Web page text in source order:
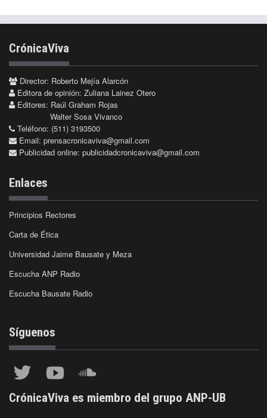
CrónicaViva
Director: Roberto Mejía Alarcón
Editora de opinión: Zuliana Lainez Otero
Editores: Raúl Graham Rojas
Walter Sosa Vivanco
Teléfono: (511) 3193500
Email: prensacronicaviva@gmail.com
Publicidad online: publicidadcronicaviva@gmail.com
Enlaces
Principios Rectores
Carta de Ética
Universidad Jaime Bausate y Meza
Escucha ANP Radio
Escucha Bausate Radio
Síguenos
CrónicaViva es miembro del grupo ANP-UB